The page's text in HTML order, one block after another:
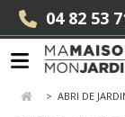
04 82 53
> ABRI DE